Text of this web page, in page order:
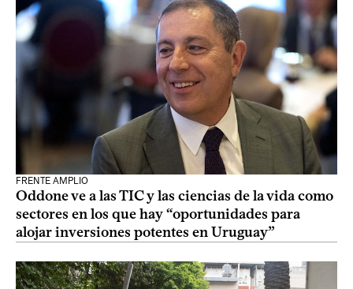
FRENTE AMPLIO
Oddone ve a las TIC y las ciencias de la vida como
sectores en los que hay “oportunidades para
alojar inversiones potentes en Uruguay”